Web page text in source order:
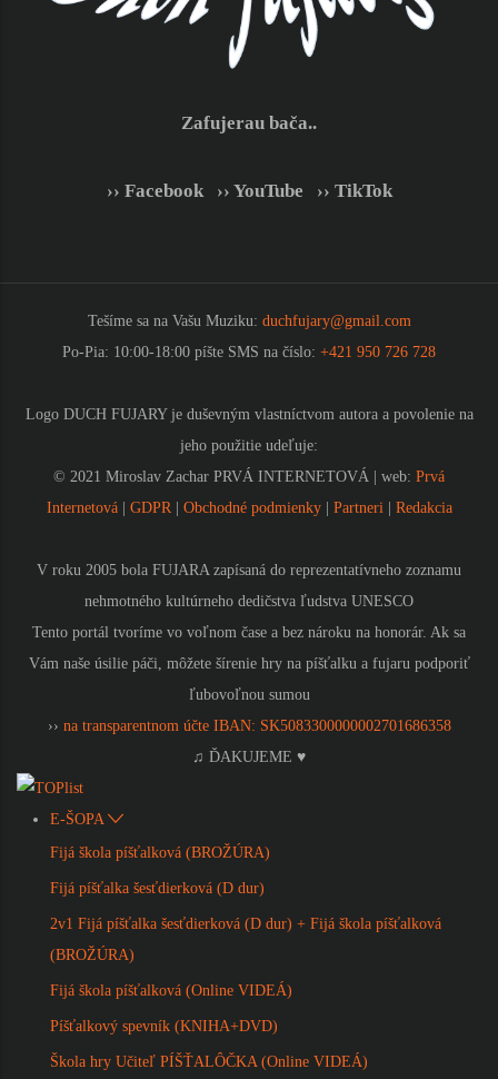
Zafujerau bača..
›› Facebook| ›› YouTube ›› TikTok
Tešíme sa na Vašu Muziku: duchfujary@gmail.com
Po-Pia: 10:00-18:00 píšte SMS na číslo: +421 950 726 728
Logo DUCH FUJARY je duševným vlastníctvom autora a povolenie na
jeho použitie udeľuje:
© 2021 Miroslav Zachar PRVÁ INTERNETOVÁ | web: Prvá
Internetová| GDPR Obchodné podmienky| Partneri Redakcia
V roku 2005 bola FUJARA zapísaná do reprezentatívneho zoznamu
nehmotného kultúrneho dedičstva ľudstva UNESCO
Tento portál tvoríme vo voľnom čase a bez nároku na honorár. Ak sa
Vám naše úsilie páči, môžete šírenie hry na píšťalku a fujaru podporiť
ľubovoľnou sumou
›› na transparentnom účte IBAN: SK5083300000002701686358
♫ ĎAKUJEME ♥
E-ŠOPA
Fijá škola píšťalková (BROŽÚRA)
Fijá píšťalka šesťdierková (D dur)
2v1 Fijá píšťalka šesťdierková (D dur) + Fijá škola píšťalková
(BROŽÚRA)
Fijá škola píšťalková (Online VIDEÁ)
Píšťalkový spevník (KNIHA+DVD)
Škola hry Učiteľ PÍŠŤALÔČKA (Online VIDEÁ)